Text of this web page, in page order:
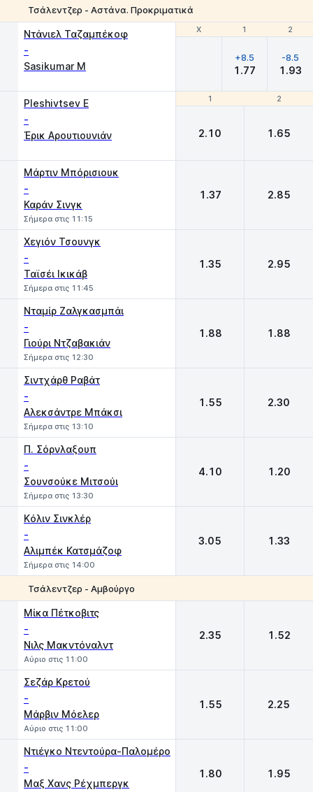
Τσάλεντζερ - Αστάνα. Προκριματικά
Χ 1 2
Ντάνιελ Ταζαμπέκοφ
-
Sasikumar M
Χ 1 2
+8.5
1.77
-8.5
1.93
1 2
Pleshivtsev E
-
Έρικ Αρουτιουνιάν
1 2
2.10 1.65
Μάρτιν Μπόρισιουκ
-
Καράν Σινγκ
Σήμερα στις 11:15
1.37 2.85
Χεγιόν Τσουνγκ
-
Ταϊσέι Ικικάβ
Σήμερα στις 11:45
1.35 2.95
Νταμίρ Ζαλγκασμπάι
-
Γιούρι Ντζαβακιάν
Σήμερα στις 12:30
1.88 1.88
Σιντχάρθ Ραβάτ
-
Αλεκσάντρε Μπάκσι
Σήμερα στις 13:10
1.55 2.30
Π. Σόρνλαξουπ
-
Σουνσούκε Μιτσούι
Σήμερα στις 13:30
4.10 1.20
Kόλιν Σινκλέρ
-
Αλιμπέκ Κατσμάζοφ
Σήμερα στις 14:00
3.05 1.33
Τσάλεντζερ - Αμβούργο
Μίκα Πέτκοβιτς
-
Νιλς Μακντόναλντ
Αύριο στις 11:00
2.35 1.52
Σεζάρ Κρετού
-
Μάρβιν Μόελερ
Αύριο στις 11:00
1.55 2.25
Ντιέγκο Ντεντούρα-Παλομέρο
-
Μαξ Χανς Ρέχμπεργκ
1.80 1.95